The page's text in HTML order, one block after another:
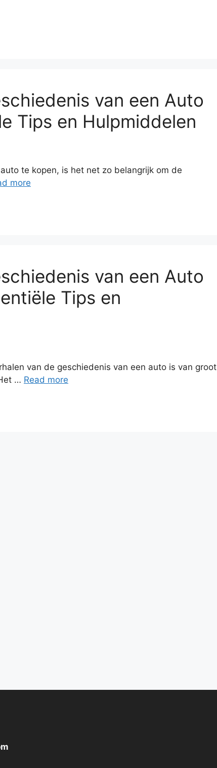
van een Auto
Tips en Hulpmiddelen
te kopen, is het net zo belangrijk om de
more
van een Auto
Tips en
van de geschiedenis van een auto is van groot
… Read more